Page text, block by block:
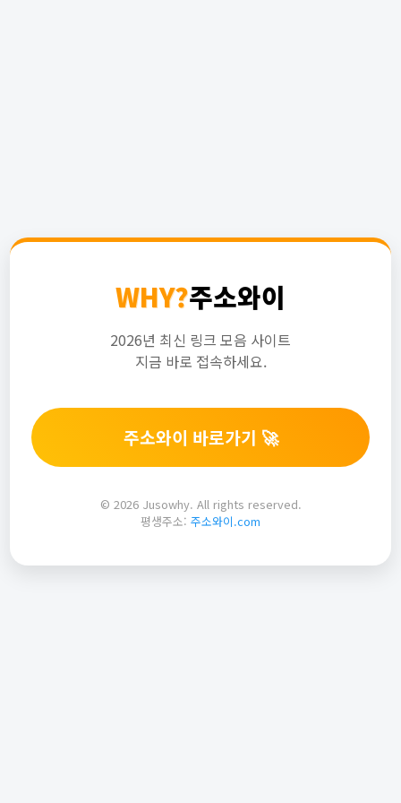
WHY?주소와이
2026년 최신 링크 모음 사이트
지금 바로 접속하세요.
주소와이 바로가기 🚀
© 2026 Jusowhy. All rights reserved.
평생주소: 주소와이.com